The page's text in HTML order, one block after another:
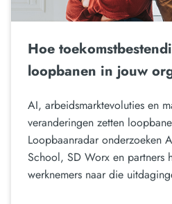
Hoe
loopbanen in jouw
AI, arbeidsmarktevoluties en
veranderingen zetten
Loopbaanradar onderzoeken
School, SD Worx en partners
werknemers naar die